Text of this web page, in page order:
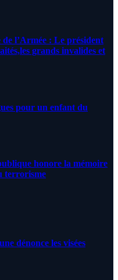
l’Armée : Le président
grands invalides et
pour un enfant du
honore la mémoire
terrorisme
dénonce les visées